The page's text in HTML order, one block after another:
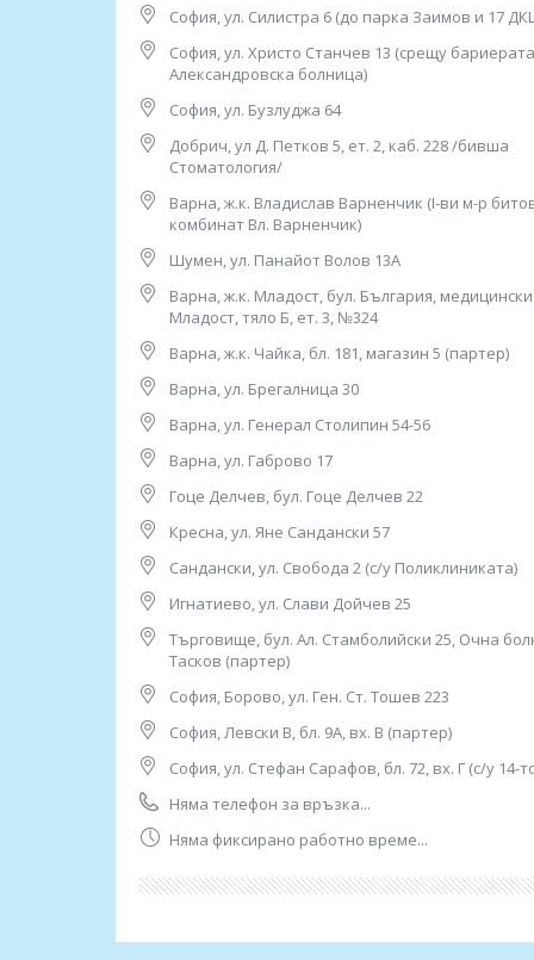
08.00ч до 16.00ч /от понеделник до петък/
13. София, ж.к. “Младост” 3, бл. 342, вх. 1 (до 25
тел: 0885 50 34 21
Работно време:
08.00ч до 16.00ч /от понеделник до петък/
14. София, ж.к. “Надежда”, ул. ”Възрожденска” 77
(до 8 ДКЦ), тел: 0884 015 182
Работно време: 08.00ч до 16.00ч /от
15. София, ж.к. “Овча Купел″ 1, ул. “Д-р Васил
(до 21 ДКЦ), тел: 0882 592 021
Работно време: 08.00ч до 16.00ч /от
16. София, ж.к. “Разсадника”, ул. “Алеко
тел: 0885 901 129
Работно време: 08.00ч до 16.00ч /от
17. София, ж.к. “Свобода”, ул. ”Дилянка” 20
(срещу 24 ДКЦ)
тел: 0888 816 174
Работно време:
08.00ч до 16.00ч /от понеделник до петък/
18. София, ж.к. “Суха река”, ул. "Емануил
(срещу 18 ДКЦ), тел: 0882 028 284
Работно време: 08.00ч до 16.00ч /от
19. София, с. Панчарево, ул. "Юрий Гагарин" 8
тел: 0882 861 421
Работно време:
08.00ч до 16.00ч /от понеделник до петък/
20. София, ул. "Георги Софийски" 74 (срещу
тел: 0882 368 773/br> Работно време: 07.30ч до
21. София, ул. “Опълченска” 28 ( до 11 ДКЦ)
Работно време: 08.00ч до 16.00ч /от
София, ул. Силистра 6 (до парка Заимов и 17
София, ул. Христо Станчев 13 (срещу
Александровска болница)
София, ул. Бузлуджа 64
Добрич, ул Д. Петков 5, ет. 2, каб. 228 /бивша
Стоматология/
Варна, ж.к. Владислав Варненчик (I-ви м-р
комбинат Вл. Варненчик)
Шумен, ул. Панайот Волов 13А
Варна, ж.к. Младост, бул. България,
Младост, тяло Б, ет. 3, №324
Варна, ж.к. Чайка, бл. 181, магазин 5 (партер)
Варна, ул. Брегалница 30
Варна, ул. Генерал Столипин 54-56
Варна, ул. Габрово 17
Гоце Делчев, бул. Гоце Делчев 22
Кресна, ул. Яне Сандански 57
Сандански, ул. Свобода 2 (с/у Поликлиниката)
Игнатиево, ул. Слави Дойчев 25
Търговище, бул. Ал. Стамболийски 25, Очна
Тасков (партер)
София, Борово, ул. Ген. Ст. Тошев 223
София, Левски В, бл. 9А, вх. В (партер)
София, ул. Стефан Сарафов, бл. 72, вх. Г (с/у 14-
Няма телефон за връзка...
Няма фиксирано работно време...